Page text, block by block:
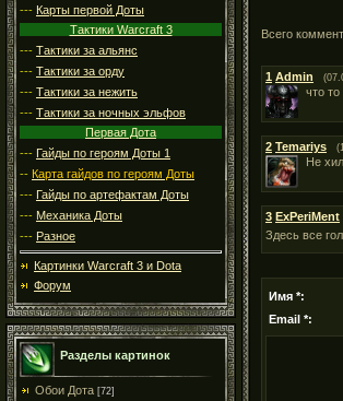
--- Карты первой Доты
Тактики Warcraft 3
--- Тактики за альянс
--- Тактики за орду
--- Тактики за нежить
--- Тактики за ночных эльфов
Первая Дота
--- Гайды по героям Доты 1
-- Карта гайдов по героям Доты
--- Гайды по артефактам Доты
--- Механика Доты
--- Разное
Картинки Warcraft 3 и Dota
Форум
Разделы картинок
Обои Дота [72]
Всего
1 Admin
что
2 Temariys
Не
3 ExPeriMent
Здесь все
Имя *:
Email *: